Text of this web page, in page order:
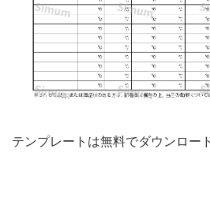
で
テンプレートは無料でダウンロー